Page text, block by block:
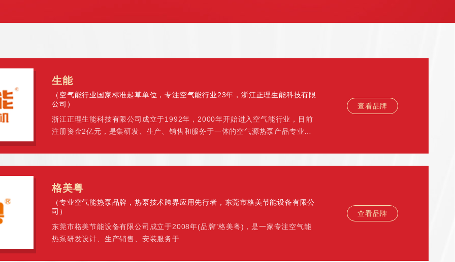
生能
（空气能行业国家标准起草单位，专注空气能行业23年，浙江正理生能科技有限
公司）
浙江正理生能科技有限公司成立于1992年，2000年开始进入空气能行业，目前
注册资金2亿元，是集研发、生产、销售和服务于一体的空气源热泵产品专业化
生产基地之一。
查看品牌
格美粤
（专业空气能热泵品牌，热泵技术跨界应用先行者，东莞市格美节能设备有限公
司）
东莞市格美节能设备有限公司成立于2008年(品牌"格美粤)，是一家专注空气能
热泵研发设计、生产销售、安装服务于
查看品牌